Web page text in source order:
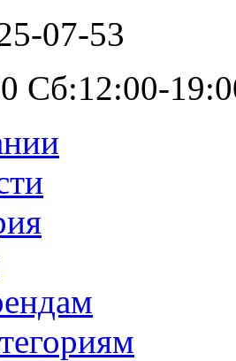
07-53
Сб:12:00-